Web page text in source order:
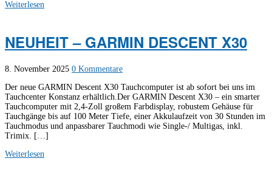
Weiterlesen
NEUHEIT – GARMIN DESCENT X30
8. November 2025 0 Kommentare
Der neue GARMIN Descent X30 Tauchcomputer ist ab sofort bei uns im
Tauchcenter Konstanz erhältlich.Der GARMIN Descent X30 – ein smarter
Tauchcomputer mit 2,4-Zoll großem Farbdisplay, robustem Gehäuse für
Tauchgänge bis auf 100 Meter Tiefe, einer Akkulaufzeit von 30 Stunden im
Tauchmodus und anpassbarer Tauchmodi wie Single-/ Multigas, inkl.
Trimix. […]
Weiterlesen